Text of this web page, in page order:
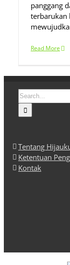
panggang
terbarukan
Read More
Search
for:
Tentang
Ketentuan
Kontak